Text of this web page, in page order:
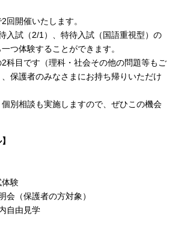
回開催いたします。
入試（2/1）、特待入試（国語重視型）の
つ体験することができます。
科目です（理科・社会その他の問題等もご
保護者のみなさまにお持ち帰りいただけ
別相談も実施しますので、ぜひこの機会
験
（保護者の方対象）
自由見学